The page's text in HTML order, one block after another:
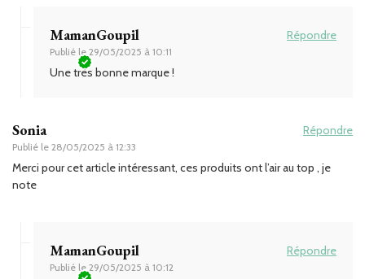
MamanGoupil
Publié le 29/05/2025 à 10:11
Répondre
Une très bonne marque !
Sonia
Publié le 28/05/2025 à 12:33
Répondre
Merci pour cet article intéressant, ces produits ont l’air au top , je
note
MamanGoupil
Publié le 29/05/2025 à 10:12
Répondre